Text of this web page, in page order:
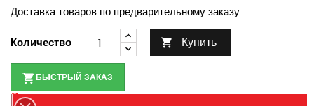
Доставка товаров по предварительному заказу
Количество  Купить
БЫСТРЫЙ ЗАКАЗ
Оплата при получении товара